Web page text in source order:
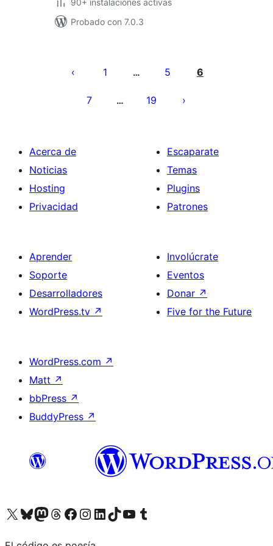
90+ instalaciones activas
Probado con 7.0.3
1 … 5 6
7 … 19
Acerca de
Noticias
Hosting
Privacidad
Escaparate
Temas
Plugins
Patrones
Aprender
Soporte
Desarrolladores
WordPress.tv ↗
Involúcrate
Eventos
Donar ↗
Five for the Future
WordPress.com ↗
Matt ↗
bbPress ↗
BuddyPress ↗
Visita nuestra cuenta de X (anteriormente Twitter)
Visita nuestra cuenta de Bluesky
Visita nuestra cuenta de Mastodon
Visita nuestra cuenta de Threads
Visita nuestra página de Facebook
Visita nuestra cuenta de Instagram
Visita nuestra cuenta de LinkedIn
Visita nuestra cuenta de TikTok
Visita nuestro canal de YouTube
Visita nuestra cuenta de Tumblr